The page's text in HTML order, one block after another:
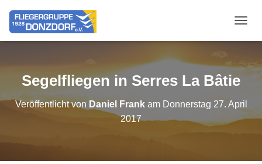
Segelfliegen in Serres La Bâtie
Veröffentlicht von Daniel Frankam Donnerstag 27. April
2017